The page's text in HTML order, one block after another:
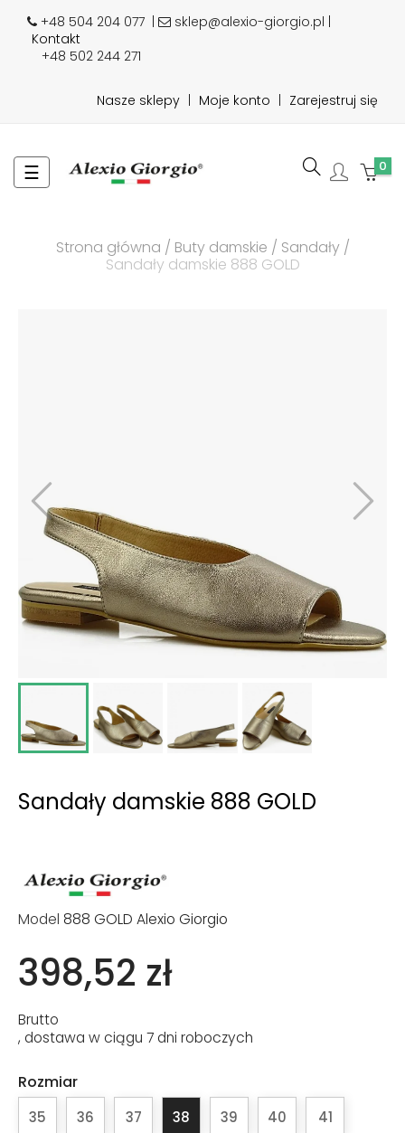
+48 504 204 077
sklep@alexio-giorgio.pl |
Kontakt
+48 502 244 271
Nasze sklepy Moje konto Zarejestruj się
Toggle
navigation
☰ 0
Strona główna Buty damskie
Sandały
Sandały damskie 888 GOLD
Sandały damskie 888 GOLD
Model 888 GOLD Alexio Giorgio
398,52 zł
Brutto
, dostawa w ciągu 7 dni roboczych
Rozmiar
35 36 37 38 39 40 41